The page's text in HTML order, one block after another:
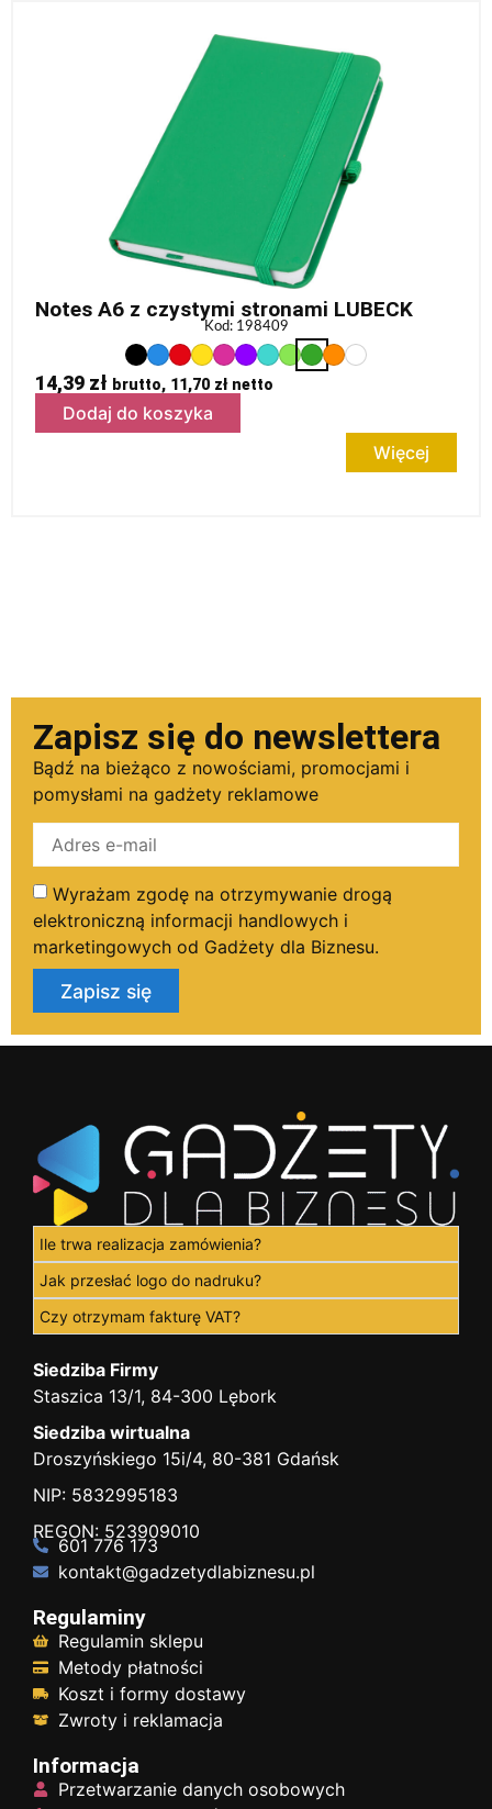
Notes A6 z czystymi stronami LUBECK
Kod: 198409
14,39 zł brutto, 11,70 złnetto
Dodaj do koszyka
Więcej
Zapisz się do newslettera
Bądź na bieżąco z nowościami, promocjami i
pomysłami na gadżety reklamowe
Wyrażam zgodę na otrzymywanie drogą
elektroniczną informacji handlowych i
marketingowych od Gadżety dla Biznesu.
Zapisz się
Ile trwa realizacja zamówienia?
Jak przesłać logo do nadruku?
Czy otrzymam fakturę VAT?
Siedziba Firmy
Staszica 13/1, 84-300 Lębork
Siedziba wirtualna
Droszyńskiego 15i/4, 80-381 Gdańsk
NIP: 5832995183
REGON: 523909010
601 776 173
kontakt@gadzetydlabiznesu.pl
Regulaminy
Regulamin sklepu
Metody płatności
Koszt i formy dostawy
Zwroty i reklamacja
Informacja
Przetwarzanie danych osobowych